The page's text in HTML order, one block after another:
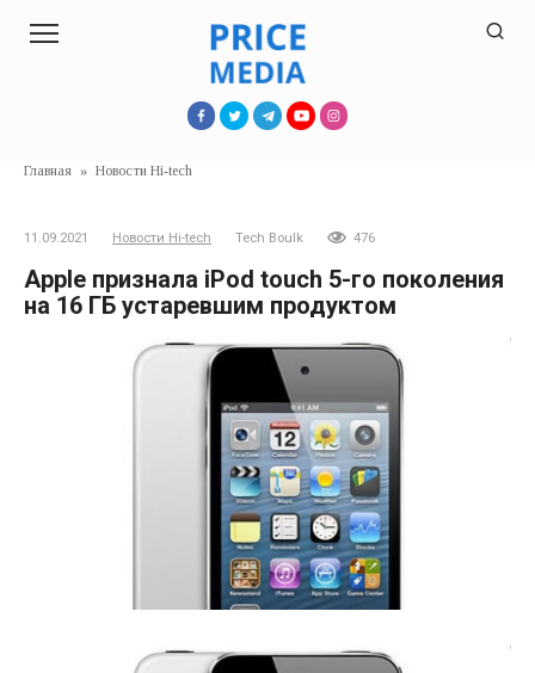
Главная » Новости Hi-tech
11.09.2021 Новости Hi-tech Tech Boulk 476
Apple признала iPod touch 5-го поколения
на 16 ГБ устаревшим продуктом